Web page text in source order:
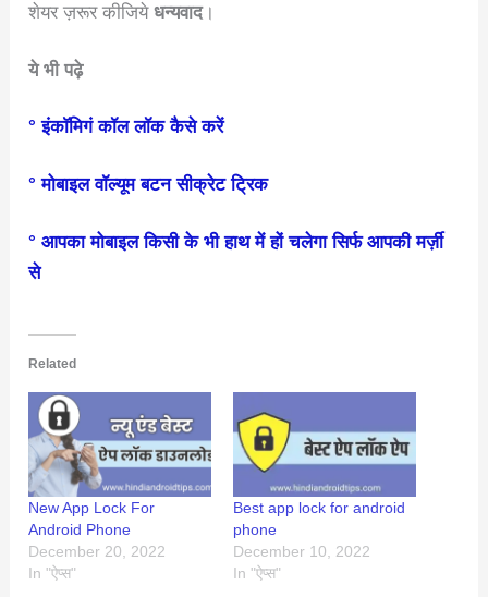
शेयर ज़रूर कीजियेधन्यवाद।
ये भी पढ़े
° इंकाॅमिगं कॉल लॉक कैसे करें
° मोबाइल वॉल्यूम बटन सीक्रेट ट्रिक
° आपका मोबाइल किसी के भी हाथ में हों चलेगा सिर्फ आपकी मर्ज़ी
से
Related
New App Lock For
Android Phone
December 20, 2022
In "ऐप्स"
Best app lock for android
phone
December 10, 2022
In "ऐप्स"